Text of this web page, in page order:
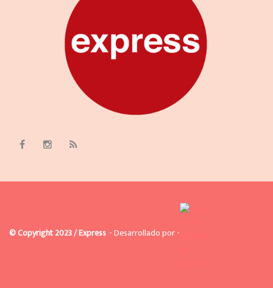
© Copyright 2023 / Express - Desarrollado por -